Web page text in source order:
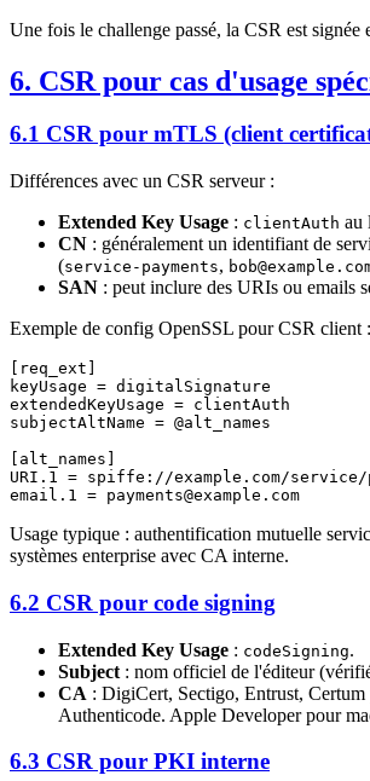
Une fois le challenge passé, la CSR est signée
6. CSR pour cas d'usage
6.1 CSR pour mTLS (client
Différences avec un CSR serveur :
Extended Key Usage : clientAuth au
CN : généralement un identifiant de
(service-payments,
SAN : peut inclure des URIs ou emails
Exemple de config OpenSSL pour CSR client :
[req_ext]
keyUsage = digitalSignature
extendedKeyUsage = clientAuth
subjectAltName = @alt_names
[alt_names]
URI.1 = spiffe://example.com/service/
Usage typique : authentification mutuelle
systèmes enterprise avec CA interne.
6.2 CSR pour code signing
Extended Key Usage : codeSigning.
Subject : nom officiel de l'éditeur
CA : DigiCert, Sectigo, Entrust,
Authenticode. Apple Developer pour
6.3 CSR pour PKI interne